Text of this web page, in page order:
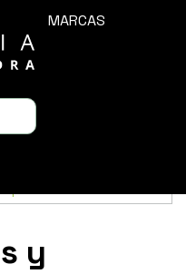
MARCAS
de la web. Si sigues
y